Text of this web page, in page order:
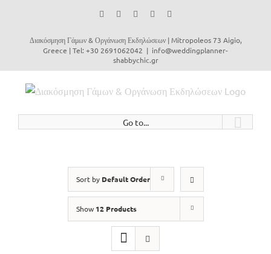
FacebookInstagramYouTube
Vimeo
Διακόσμηση Γάμων & Οργάνωση Εκδηλώσεων | Mitropoleos 73 Aigio,
Greece | Tel: +30 2691062042 | info@weddingplanner-
shabbychic.gr
Go to...
Sort by Default Order
Show 12 Products